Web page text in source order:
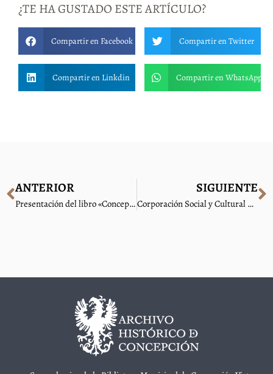
¿TE HA GUSTADO ESTE ARTÍCULO?
Compartir en Facebook Compartir en Twitter
Compartir en Linkdin Compartir en WhatsApp
ANTERIOR
Presentación del libro «Concepción de Antaño, 1859-1939»
SIGUIENTE
Corporación Social y Cultural de Concepción – Semco celebra Día de los Patrimonios con actividades presenciales